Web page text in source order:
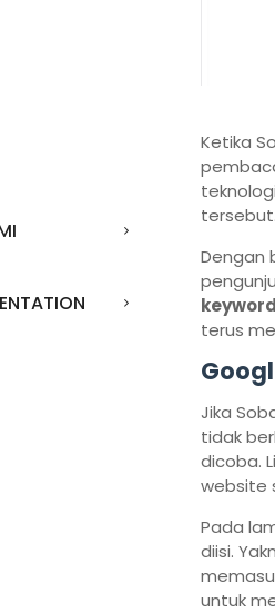
Ketika
tersebut.
Dengan
terus
Jika
tidak
dicoba.
website
Pada
diisi.
untuk